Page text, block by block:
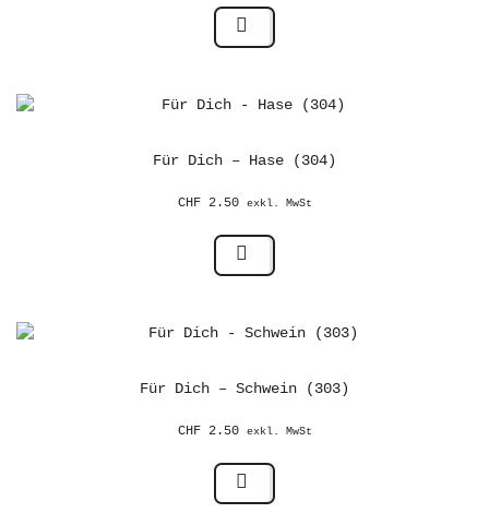
Für Dich – Hase (304)
CHF2.50 exkl. MwSt
Für Dich – Schwein (303)
CHF2.50 exkl. MwSt